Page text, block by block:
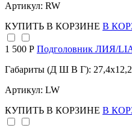
Артикул: RW
КУПИТЬ В КОРЗИНЕ В
1 500 Р Подголовник ЛИЯ/
Габариты (Д Ш В Г):
Артикул: LW
КУПИТЬ В КОРЗИНЕ В